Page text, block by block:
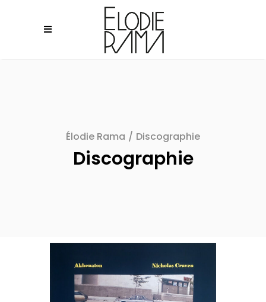
Élodie Rama / Discographie
Discographie